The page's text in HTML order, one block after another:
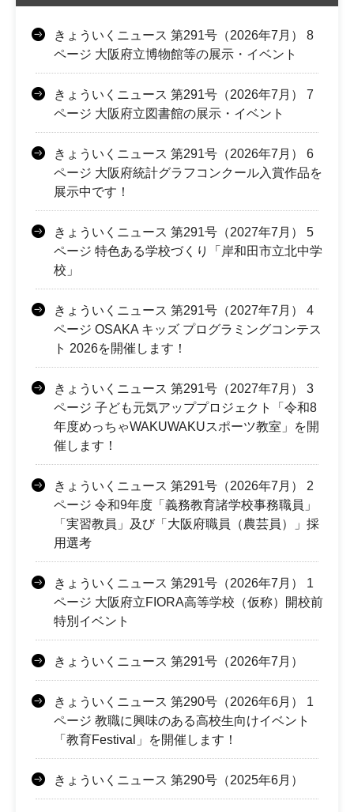
きょういくニュース 第291号（2026年7月） 8
ページ 大阪府立博物館等の展示・イベント
きょういくニュース 第291号（2026年7月） 7
ページ 大阪府立図書館の展示・イベント
きょういくニュース 第291号（2026年7月） 6
ページ 大阪府統計グラフコンクール入賞作品を
展示中です！
きょういくニュース 第291号（2027年7月） 5
ページ 特色ある学校づくり「岸和田市立北中学
校」
きょういくニュース 第291号（2027年7月） 4
ページ OSAKA キッズ プログラミングコンテス
ト 2026を開催します！
きょういくニュース 第291号（2027年7月） 3
ページ 子ども元気アッププロジェクト「令和8
年度めっちゃWAKUWAKUスポーツ教室」を開
催します！
きょういくニュース 第291号（2026年7月） 2
ページ 令和9年度「義務教育諸学校事務職員」
「実習教員」及び「大阪府職員（農芸員）」採
用選考
きょういくニュース 第291号（2026年7月） 1
ページ 大阪府立FIORA高等学校（仮称）開校前
特別イベント
きょういくニュース 第291号（2026年7月）
きょういくニュース 第290号（2026年6月） 1
ページ 教職に興味のある高校生向けイベント
「教育Festival」を開催します！
きょういくニュース 第290号（2025年6月）